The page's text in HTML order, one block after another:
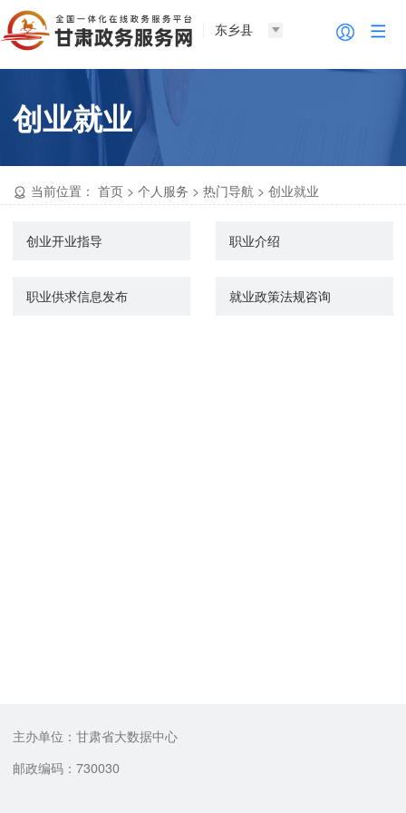
东乡县
创业就业
当前位置： 首页 >个人服务 >热门导航 >创业就业
创业开业指导 职业介绍
职业供求信息发布 就业政策法规咨询
主办单位：甘肃省大数据中心
邮政编码：730030